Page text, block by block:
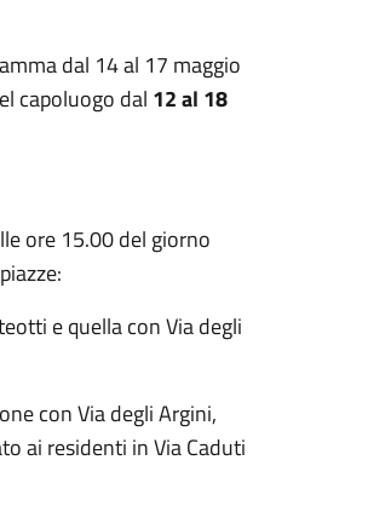
dal 14 al 17 maggio
capoluogo dal 12 al 18
ore 15.00 del giorno
e quella con Via degli
con Via degli Argini,
ai residenti in Via Caduti